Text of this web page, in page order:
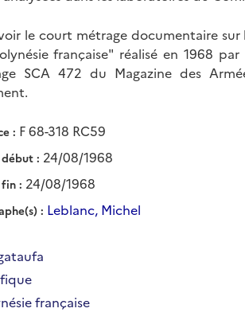
le court métrage documentaire
française" réalisé en 1968
SCA 472 du Magazine des
F 68-318 RC59
24/08/1968
fin 24/08/1968
Leblanc, Michel
française